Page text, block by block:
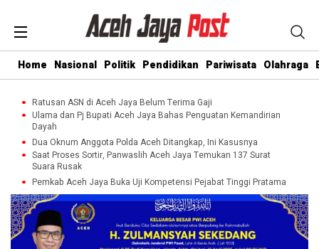
Home Nasional Politik Pendidikan Pariwisata Olahraga
Ratusan ASN di Aceh Jaya Belum Terima Gaji
Ulama dan Pj Bupati Aceh Jaya Bahas Penguatan Kemandirian
Dayah
Dua Oknum Anggota Polda Aceh Ditangkap, Ini Kasusnya
Saat Proses Sortir, Panwaslih Aceh Jaya Temukan 137 Surat
Suara Rusak
Pemkab Aceh Jaya Buka Uji Kompetensi Pejabat Tinggi Pratama